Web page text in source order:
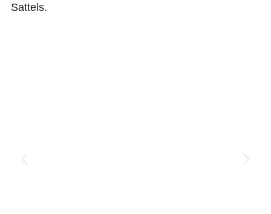
Sattels.